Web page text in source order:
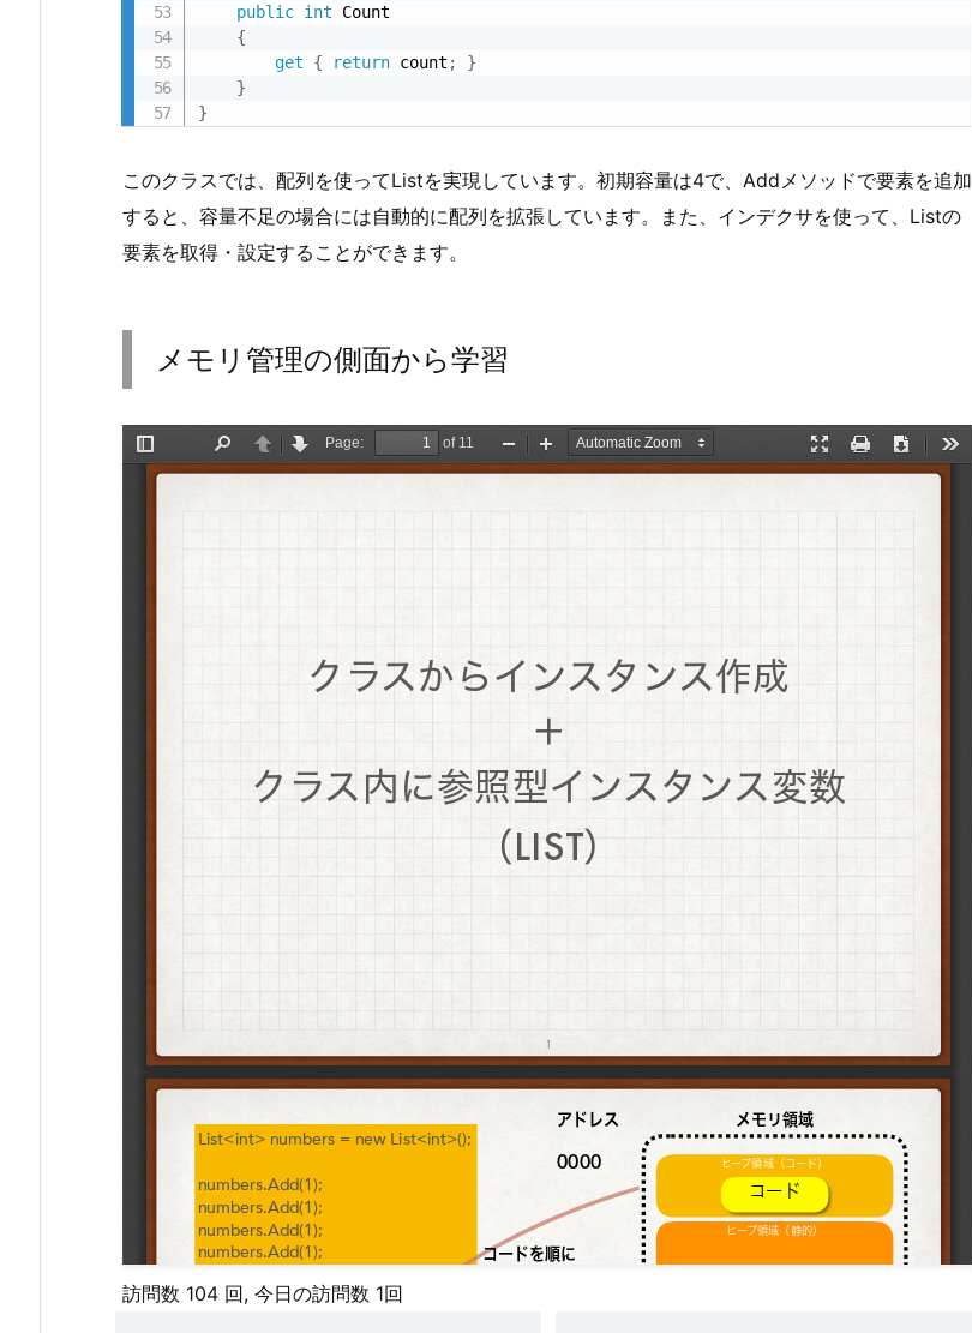
public int Count
{
get
{ return count ;
}
}
}
このクラスでは、配列を使ってListを実現しています。初期容量は4で、Addメソッドで要素を追加
すると、容量不足の場合には自動的に配列を拡張しています。また、インデクサを使って、Listの
要素を取得・設定することができます。
メモリ管理の側面から学習
訪問数 104 回, 今日の訪問数 1回